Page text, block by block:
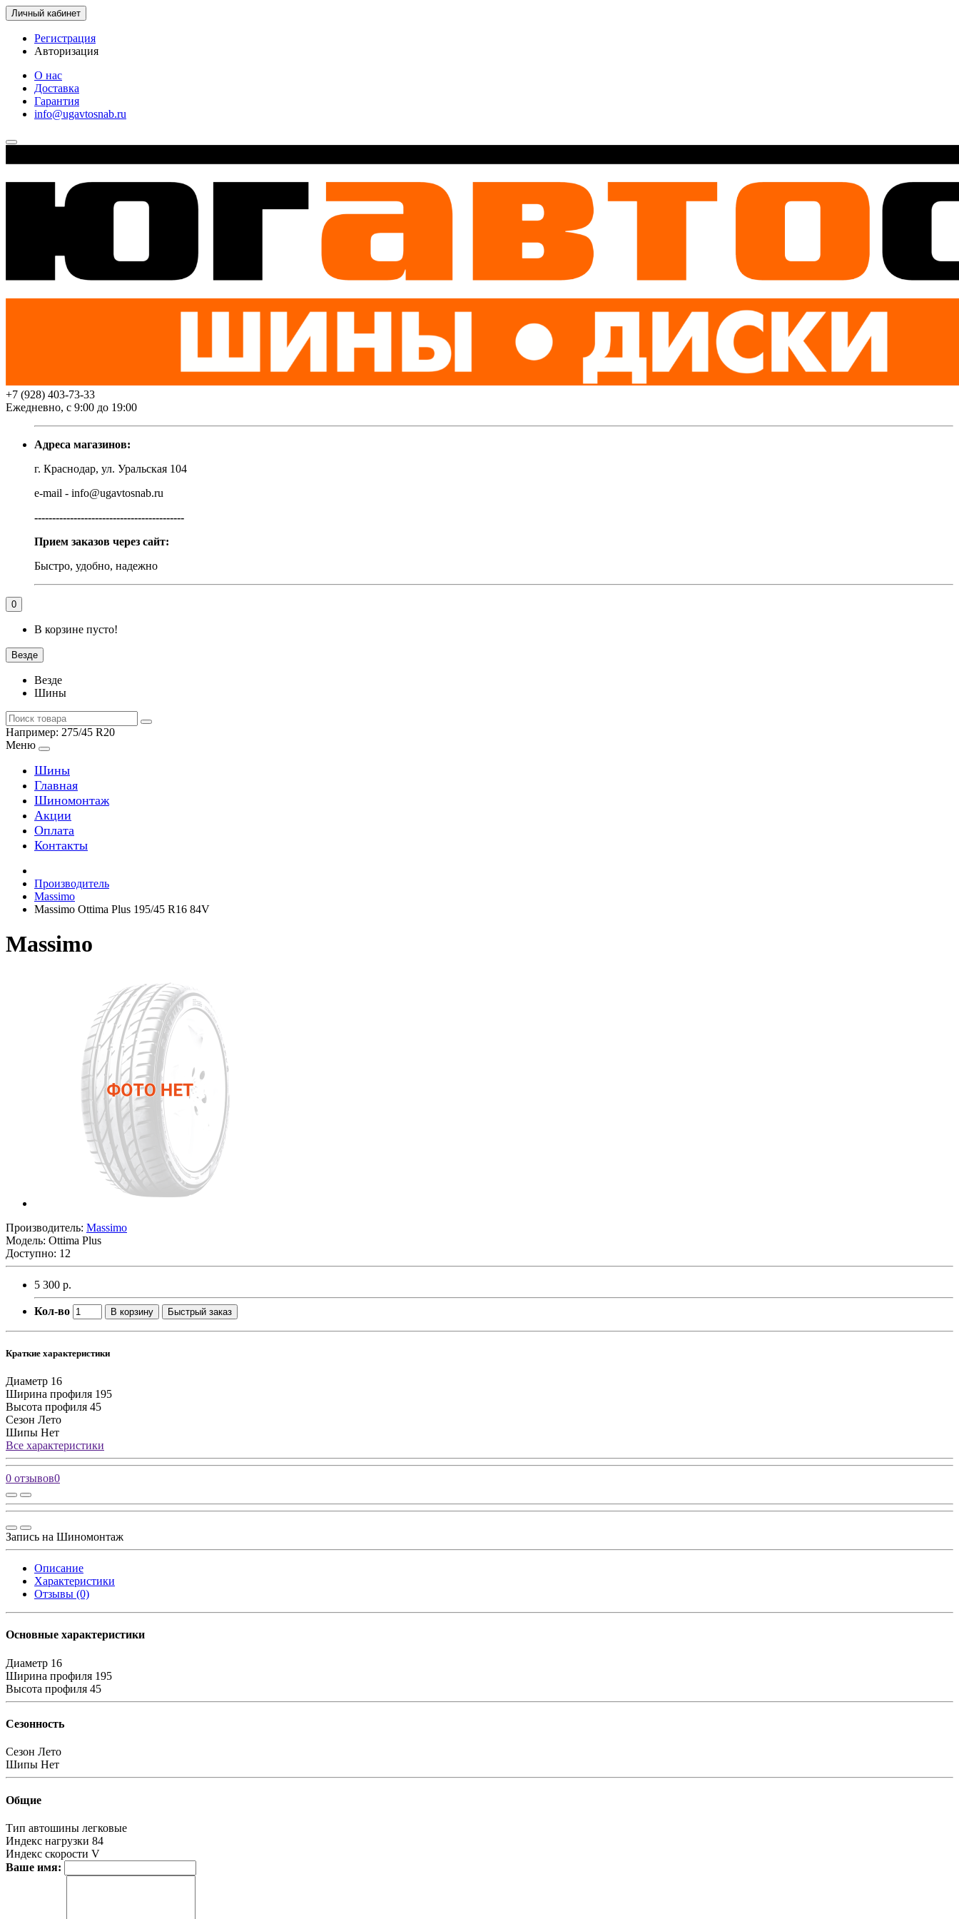
Личный кабинет
Регистрация
Авторизация
О нас
Доставка
Гарантия
info@ugavtosnab.ru
+7 (928) 403-73-33
Ежедневно, с 9:00 до 19:00
Адреса магазинов:
г. Краснодар, ул. Уральская 104
e-mail - info@ugavtosnab.ru
------------------------------------------
Прием заказов через сайт:
Быстро, удобно, надежно
0
В корзине пусто!
Везде
Везде
Шины
Например: 275/45 R20
Меню
Шины
Главная
Шиномонтаж
Акции
Оплата
Контакты
Производитель
Massimo
Massimo Ottima Plus 195/45 R16 84V
Massimo
Производитель: Massimo
Модель: Ottima Plus
Доступно: 12
5 300 р.
Кол-во В корзину Быстрый заказ
Краткие характеристики
Диаметр 16
Ширина профиля 195
Высота профиля 45
Сезон Лето
Шипы Нет
Все характеристики
0 отзывов0
Запись на Шиномонтаж
Описание
Характеристики
Отзывы (0)
Основные характеристики
Диаметр 16
Ширина профиля 195
Высота профиля 45
Сезонность
Сезон Лето
Шипы Нет
Общие
Тип автошины легковые
Индекс нагрузки 84
Индекс скорости V
Ваше имя: